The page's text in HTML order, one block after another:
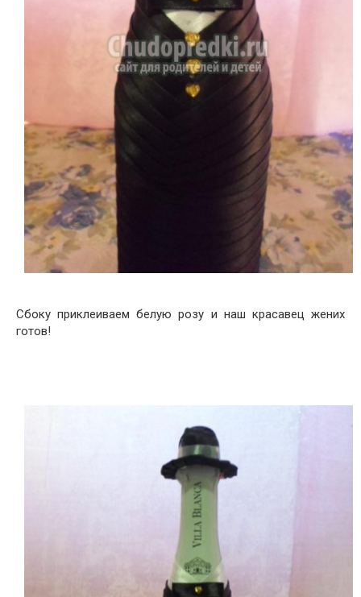
Сбоку приклеиваем белую розу и наш красавец жених
готов!